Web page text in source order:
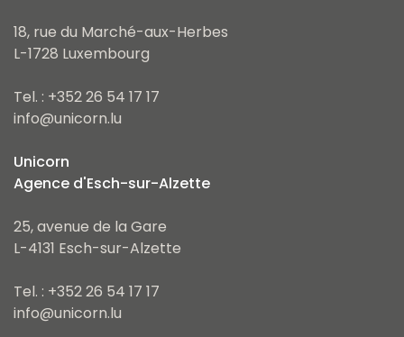
18, rue du Marché-aux-Herbes
L-1728 Luxembourg
Tel. : +352 26 54 17 17
info@unicorn.lu
Unicorn
Agence d'Esch-sur-Alzette
25, avenue de la Gare
L-4131 Esch-sur-Alzette
Tel. : +352 26 54 17 17
info@unicorn.lu